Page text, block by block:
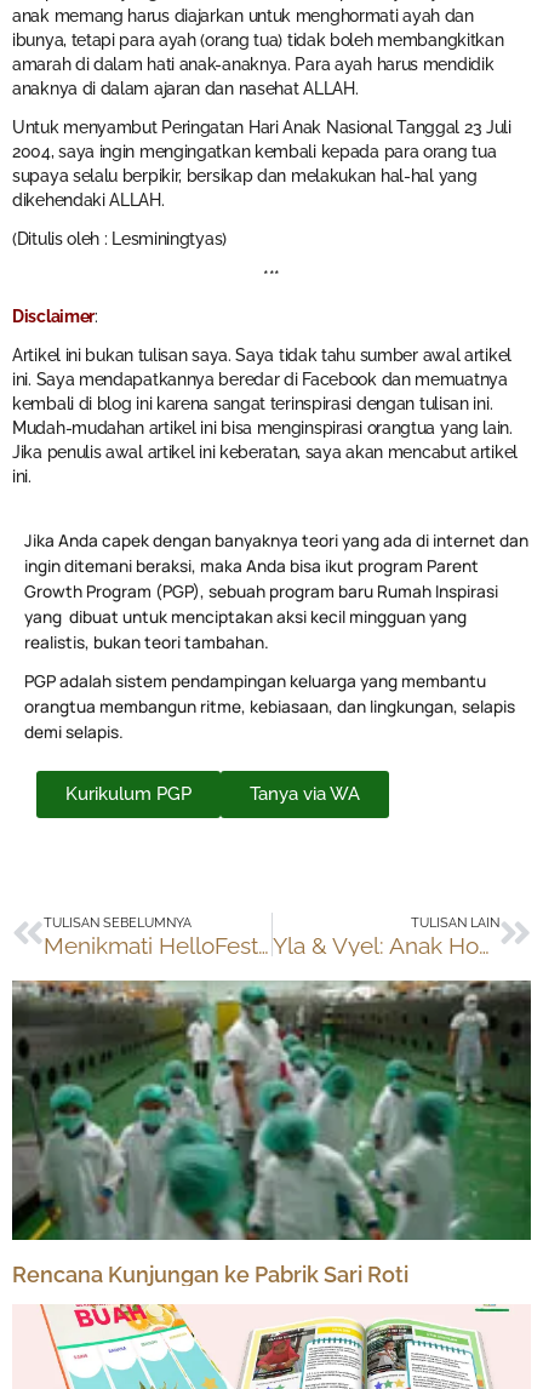
anak memang harus diajarkan untuk menghormati ayah dan
ibunya, tetapi para ayah (orang tua) tidak boleh membangkitkan
amarah di dalam hati anak-anaknya. Para ayah harus mendidik
anaknya di dalam ajaran dan nasehat ALLAH.
Untuk menyambut Peringatan Hari Anak Nasional Tanggal 23 Juli
2004, saya ingin mengingatkan kembali kepada para orang tua
supaya selalu berpikir, bersikap dan melakukan hal-hal yang
dikehendaki ALLAH.
(Ditulis oleh : Lesminingtyas)
***
Disclaimer:
Artikel ini bukan tulisan saya. Saya tidak tahu sumber awal artikel
ini. Saya mendapatkannya beredar di Facebook dan memuatnya
kembali di blog ini karena sangat terinspirasi dengan tulisan ini.
Mudah-mudahan artikel ini bisa menginspirasi orangtua yang lain.
Jika penulis awal artikel ini keberatan, saya akan mencabut artikel
ini.
Jika Anda capek dengan banyaknya teori yang ada di internet dan
ingin ditemani beraksi, maka Anda bisa ikut program Parent
Growth Program (PGP), sebuah program baru Rumah Inspirasi
yang dibuat untuk menciptakan aksi kecil mingguan yang
realistis, bukan teori tambahan.
PGP adalah sistem pendampingan keluarga yang membantu
orangtua membangun ritme, kebiasaan, dan lingkungan, selapis
demi selapis.
Kurikulum PGP Tanya via WA
Prev
TULISAN SEBELUMNYA
Menikmati HelloFest 9 – Indonesian Motion Picture Arts Festival
TULISAN LAIN
Yla & Vyel: Anak Homeschooling Juara Wushu di Singapura
Rencana Kunjungan ke Pabrik Sari Roti